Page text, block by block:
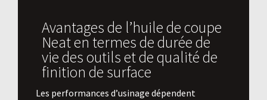
Avantages de l’huile de coupe
Neat en termes de durée de
vie des outils et de qualité de
finition de surface
​Les performances d’usinage dépendent